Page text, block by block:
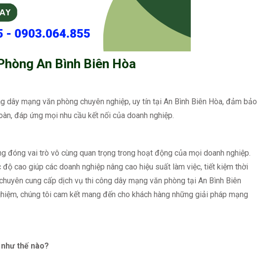
An Bình Biên Hòa
dây mạng văn phòng chuyên nghiệp, uy tín tại An Bình Biên Hòa, đảm bảo
đáp ứng mọi nhu cầu kết nối của doanh nghiệp.
đóng vai trò vô cùng quan trọng trong hoạt động của mọi doanh nghiệp.
cao giúp các doanh nghiệp nâng cao hiệu suất làm việc, tiết kiệm thời
cung cấp dịch vụ thi công dây mạng văn phòng tại An Bình Biên
chúng tôi cam kết mang đến cho khách hàng những giải pháp mạng
thế nào?